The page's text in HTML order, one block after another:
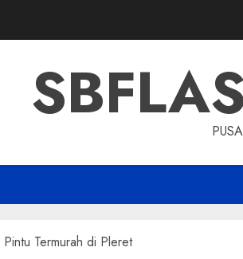
Termurah di Pleret